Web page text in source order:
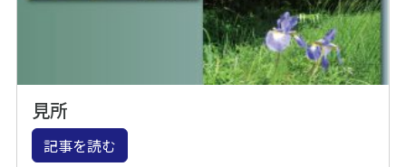
見所
記事を読む